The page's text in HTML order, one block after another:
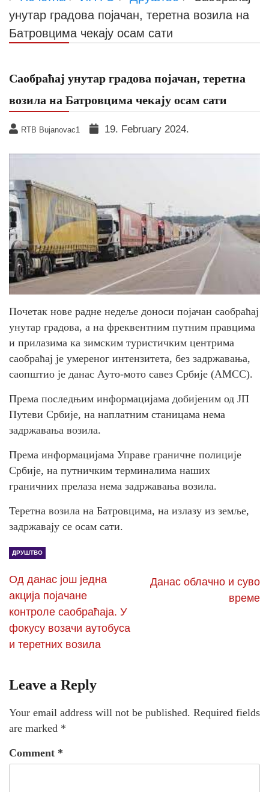
унутар градова појачан, теретна возила на
Батровцима чекају осам сати
Саобраћај унутар градова појачан, теретна
возила на Батровцима чекају осам сати
RTB Bujanovac1 19. February 2024.
Почетак нове радне недеље доноси појачан саобраћај
унутар градова, а на фреквентним путним правцима
и прилазима ка зимским туристичким центрима
саобраћај је умереног интензитета, без задржавања,
саопштио је данас Ауто-мото савез Србије (АМСС).
Према последњим информацијама добијеним од ЈП
Путеви Србије, на наплатним станицама нема
задржавања возила.
Према информацијама Управе граничне полиције
Србије, на путничким терминалима наших
граничних прелаза нема задржавања возила.
Теретна возила на Батровцима, на излазу из земље,
задржавају се осам сати.
ДРУШТВО
Од данас још једна
акција појачане
контроле саобраћаја. У
фокусу возачи аутобуса
и теретних возила
Данас облачно и суво
време
Leave a Reply
Your email address will not be published. Required fields
are marked *
Comment *